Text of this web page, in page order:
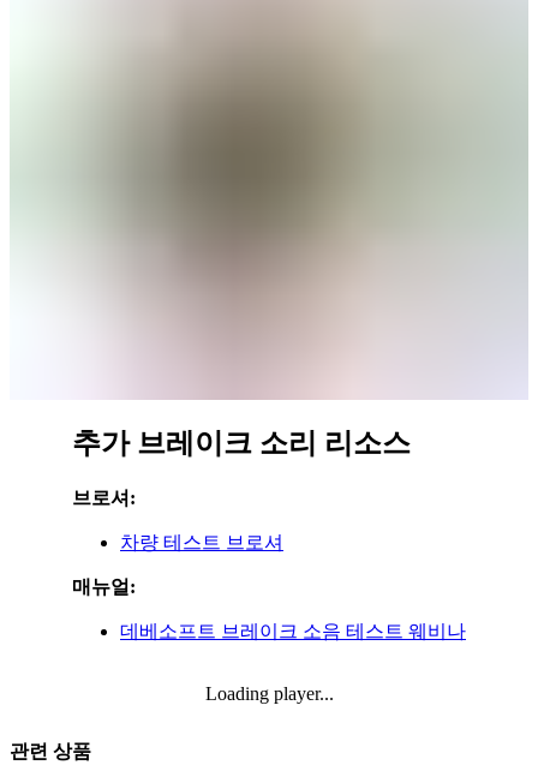
추가 브레이크 소리 리소스
브로셔:
차량 테스트 브로셔
매뉴얼:
데베소프트 브레이크 소음 테스트 웨비나
Loading player...
관련 상품